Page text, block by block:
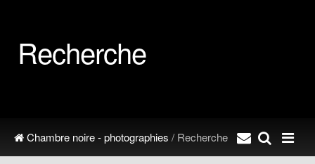
Recherche
Chambre noire - photographies / Recherche